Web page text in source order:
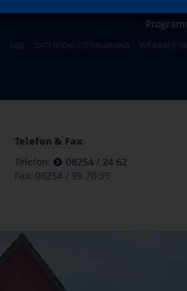
AGB DATENSCHUTZERKLÄRUNG
Telefon & Fax
Telefon:
08254 / 24 62
Fax: 08254 / 99 70 35